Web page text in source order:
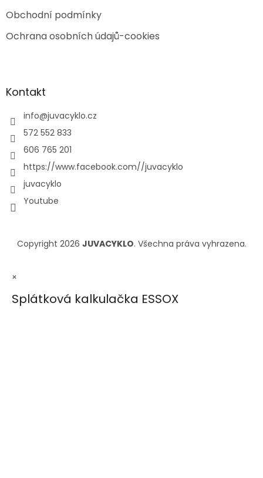
Obchodní podmínky
Ochrana osobních údajů-cookies
Kontakt
info@juvacyklo.cz
572 552 833
606 765 201
https://www.facebook.com//juvacyklo
juvacyklo
Youtube
Copyright 2026 JUVACYKLO. Všechna práva vyhrazena.
×
Splátková kalkulačka ESSOX